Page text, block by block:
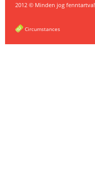
2012 © Minden jog fenntartva!
Circumstances